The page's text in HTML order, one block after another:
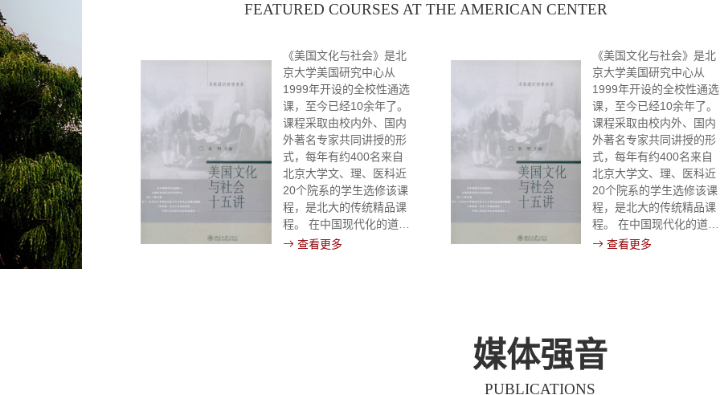
FEATURED COURSES AT THE AMERICAN CENTER
《美国文化与社会》是北
京大学美国研究中心从
1999年开设的全校性通选
课，至今已经10余年了。
课程采取由校内外、国内
外著名专家共同讲授的形
式，每年有约400名来自
北京大学文、理、医科近
20个院系的学生选修该课
程，是北大的传统精品课
程。 在中国现代化的道路
上，美国因素具有全方位
查看更多
《美国文化与社会》是北
京大学美国研究中心从
1999年开设的全校性通选
课，至今已经10余年了。
课程采取由校内外、国内
外著名专家共同讲授的形
式，每年有约400名来自
北京大学文、理、医科近
20个院系的学生选修该课
程，是北大的传统精品课
程。 在中国现代化的道路
上，美国因素具有全方位
轻人和我们一起努力，了
解美国。因为了解美国，
查看更多
媒体强音
PUBLICATIONS